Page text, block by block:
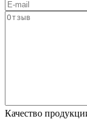
Качество